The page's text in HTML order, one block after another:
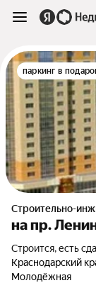
паркинг в
Строительно-
на пр.
Строится, есть
Краснодарский
Молодёжная